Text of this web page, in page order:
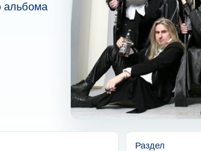
альбома
Раздел